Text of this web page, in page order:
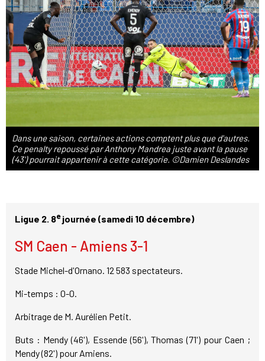
Dans une saison, certaines actions comptent plus que d'autres.
Ce penalty repoussé par Anthony Mandrea juste avant la pause
(43') pourrait appartenir à cette catégorie. ©Damien Deslandes
Ligue 2. 8ejournée (samedi 10 décembre)
SM Caen - Amiens 3-1
Stade Michel-d'Ornano. 12 583 spectateurs.
Mi-temps : 0-0.
Arbitrage de M. Aurélien Petit.
Buts : Mendy (46'), Essende (56'), Thomas (71') pour Caen ;
Mendy (82') pour Amiens.